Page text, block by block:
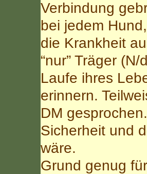
Verbindung
bei jedem
die Krankheit
“nur” Träger
Laufe ihres
erinnern.
DM
Sicherheit und
wäre.
Grund genug